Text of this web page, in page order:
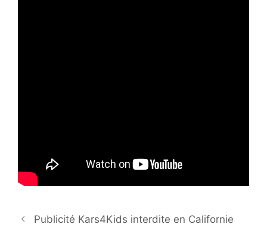
Publicité Kars4Kids interdite en Californie